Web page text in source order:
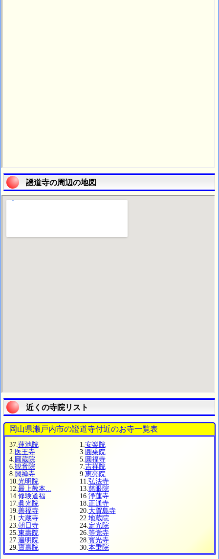
證道寺の周辺の地図
近くの寺院リスト
岡山県瀬戸内市の證道寺付近のお寺一覧表
37. 蓮池院 1. 安楽院
2. 医王寺 3. 圓乗院
4. 圓蔵院 5. 圓福寺
6. 観音院 7. 吉祥院
8. 興禅寺 9. 恵亮院
10. 光明院 11. 弘法寺
12. 最上教本... 13. 慈眼院
14. 修験道福... 16. 浄蓮寺
17. 眞光院 18. 正通寺
19. 善福寺 20. 大賀島寺
21. 大蔵寺 22. 地蔵院
23. 朝日寺 24. 定光院
25. 東壽院 26. 等覚寺
27. 遍明院 28. 寳光寺
29. 寶壽院 30. 本乗院